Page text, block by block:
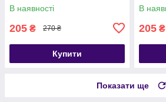
В наявності
205 ₴ 270 ₴
Купити
В
205 ₴
Показати ще